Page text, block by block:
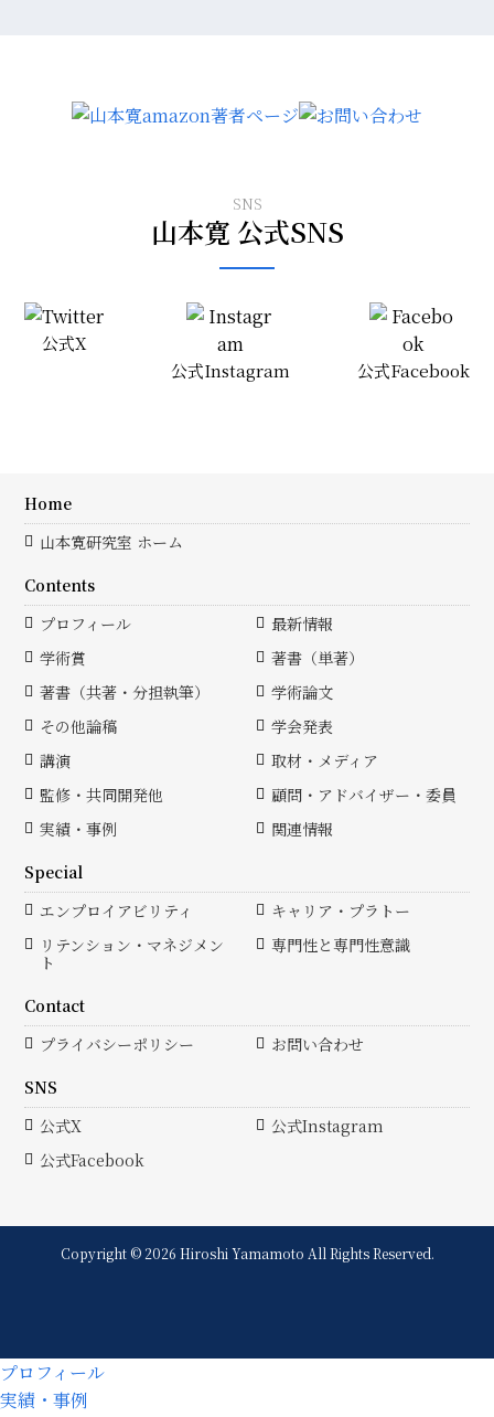
SNS
山本寛 公式SNS
公式X
公式Instagram
公式Facebook
Home
山本寛研究室 ホーム
Contents
プロフィール
最新情報
学術賞
著書（単著）
著書（共著・分担執筆）
学術論文
その他論稿
学会発表
講演
取材・メディア
監修・共同開発他
顧問・アドバイザー・委員
実績・事例
関連情報
Special
エンプロイアビリティ
キャリア・プラトー
リテンション・マネジメン
ト
専門性と専門性意識
Contact
プライバシーポリシー
お問い合わせ
SNS
公式X
公式Instagram
公式Facebook
Copyright © 2026 Hiroshi Yamamoto All Rights Reserved.
プロフィール
実績・事例